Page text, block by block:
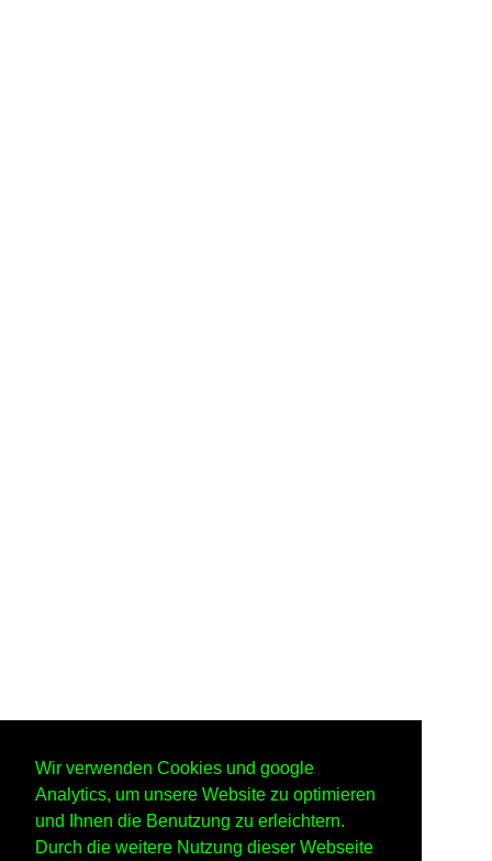
Wir verwenden Cookies und google
Analytics, um unsere Website zu optimieren
und Ihnen die Benutzung zu erleichtern.
Durch die weitere Nutzung dieser Webseite